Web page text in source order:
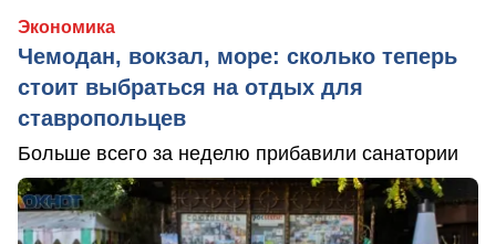
Экономика
Чемодан, вокзал, море: сколько теперь
стоит выбраться на отдых для
ставропольцев
Больше всего за неделю прибавили санатории